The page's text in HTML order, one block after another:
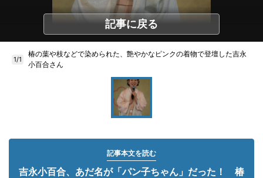
記事に戻る
1/1
椿の葉や枝などで染められた、艶やかなピンクの着物で登壇した吉永
小百合さん
記事本文を読む
吉永小百合、あだ名が「パン子ちゃん」だった！ 椿